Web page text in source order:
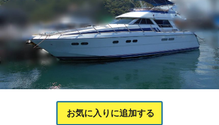
お気に入りに追加する